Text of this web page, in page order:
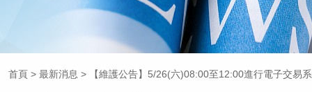
首頁 > 最新消息 > 【維護公告】5/26(六)08:00至12:00進行電子交易